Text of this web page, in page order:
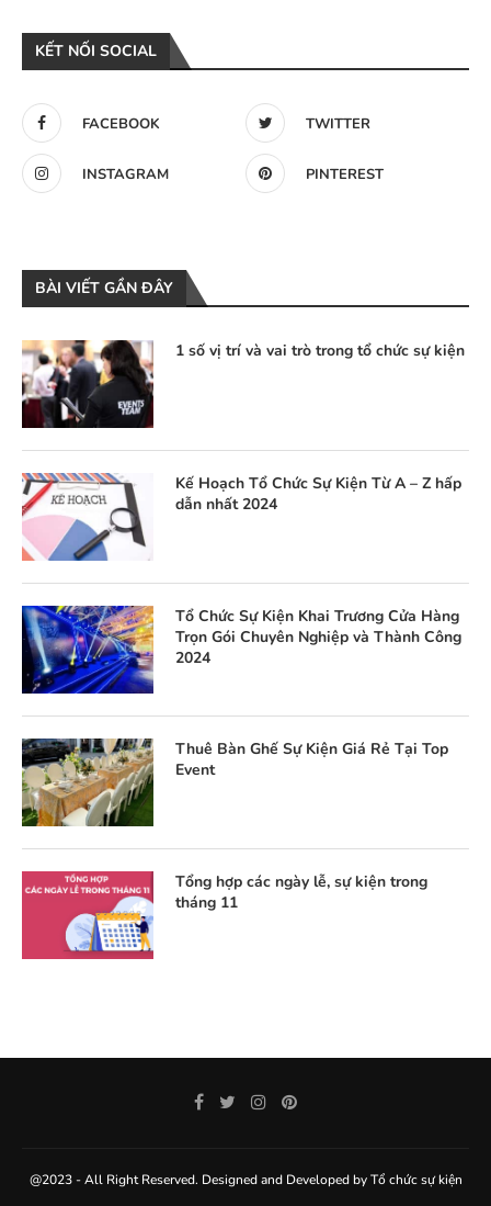
KẾT NỐI SOCIAL
FACEBOOK TWITTER
INSTAGRAM PINTEREST
BÀI VIẾT GẦN ĐÂY
1 số vị trí và vai trò trong tổ chức sự kiện
Kế Hoạch Tổ Chức Sự Kiện Từ A – Z hấp
dẫn nhất 2024
Tổ Chức Sự Kiện Khai Trương Cửa Hàng
Trọn Gói Chuyên Nghiệp và Thành Công
2024
Thuê Bàn Ghế Sự Kiện Giá Rẻ Tại Top
Event
Tổng hợp các ngày lễ, sự kiện trong
tháng 11
@2023 - All Right Reserved. Designed and Developed byTổ chức sự kiện